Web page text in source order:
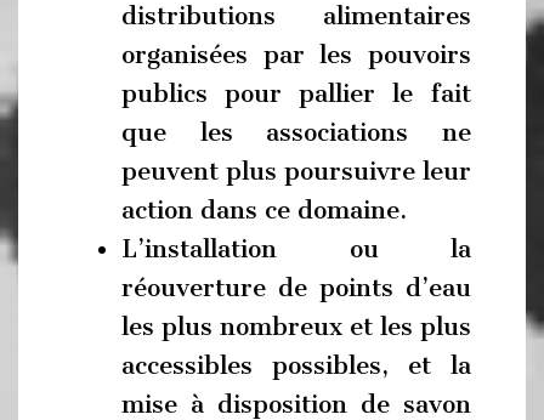
distributions alimentaires
organisées par les pouvoirs
publics pour pallier le fait
que les associations ne
peuvent plus poursuivre leur
action dans ce domaine.
L’installation ou la
réouverture de points d’eau
les plus nombreux et les plus
accessibles possibles, et la
mise à disposition de savon